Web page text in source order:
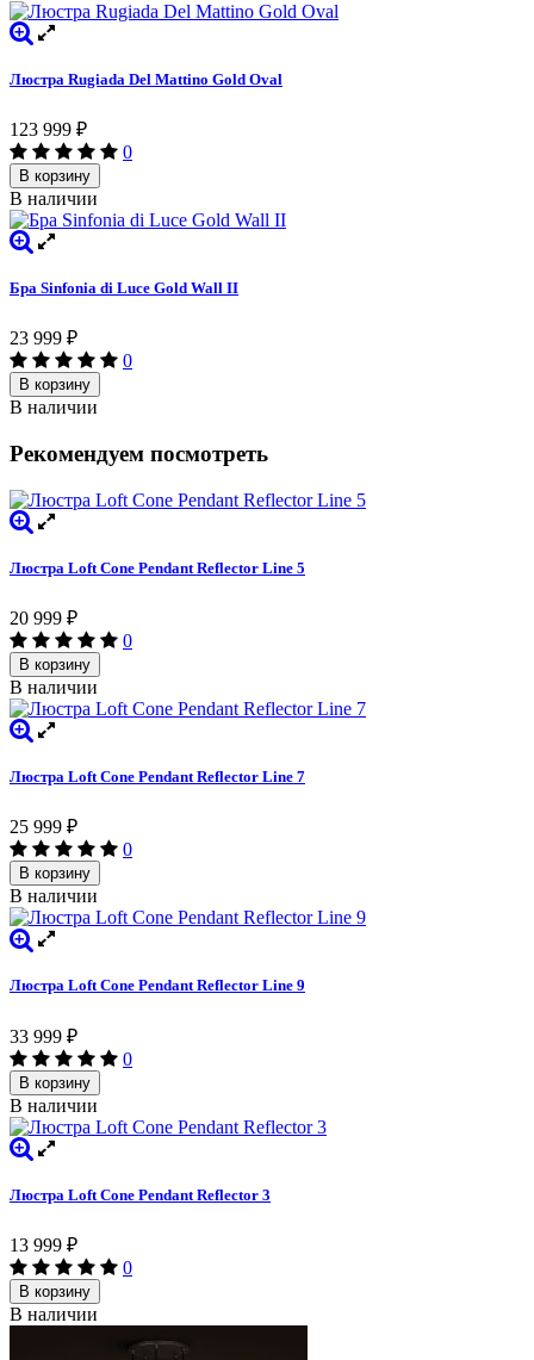
Люстра Rugiada Del Mattino Gold Oval
123 999 ₽
0
В корзину
В наличии
Бра Sinfonia di Luce Gold Wall II
23 999 ₽
0
В корзину
В наличии
Рекомендуем посмотреть
Люстра Loft Cone Pendant Reflector Line 5
20 999 ₽
0
В корзину
В наличии
Люстра Loft Cone Pendant Reflector Line 7
25 999 ₽
0
В корзину
В наличии
Люстра Loft Cone Pendant Reflector Line 9
33 999 ₽
0
В корзину
В наличии
Люстра Loft Cone Pendant Reflector 3
13 999 ₽
0
В корзину
В наличии